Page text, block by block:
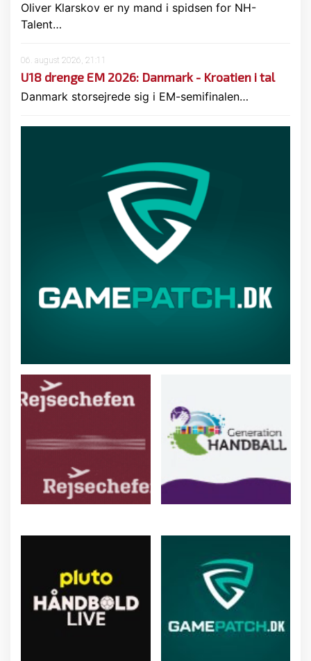
Oliver Klarskov er ny mand i spidsen for NH-
Talent…
06. august 2026, 21:11
U18 drenge EM 2026: Danmark - Kroatien i tal
Danmark storsejrede sig i EM-semifinalen…